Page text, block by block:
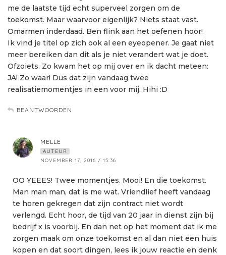
me de laatste tijd echt superveel zorgen om de
toekomst. Maar waarvoor eigenlijk? Niets staat vast.
Omarmen inderdaad. Ben flink aan het oefenen hoor!
Ik vind je titel op zich ook al een eyeopener. Je gaat niet
meer bereiken dan dit als je niet verandert wat je doet.
Ofzoiets. Zo kwam het op mij over en ik dacht meteen:
JA! Zo waar! Dus dat zijn vandaag twee
realisatiemomentjes in een voor mij. Hihi :D
BEANTWOORDEN
MELLE
AUTEUR
NOVEMBER 17, 2016 / 15:36
OO YEEES! Twee momentjes. Mooi! En die toekomst.
Man man man, dat is me wat. Vriendlief heeft vandaag
te horen gekregen dat zijn contract niet wordt
verlengd. Echt hoor, de tijd van 20 jaar in dienst zijn bij
bedrijf x is voorbij. En dan net op het moment dat ik me
zorgen maak om onze toekomst en al dan niet een huis
kopen en dat soort dingen, lees ik jouw reactie en denk